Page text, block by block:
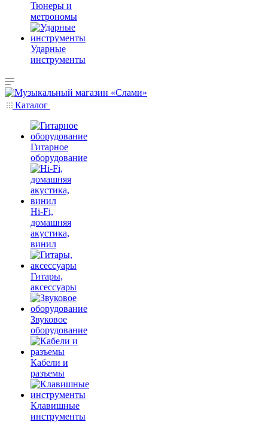
Тюнеры и
метрономы
Ударные
инструменты
Каталог
Гитарное
оборудование
Hi-Fi,
домашняя
акустика,
винил
Гитары,
аксессуары
Звуковое
оборудование
Кабели и
разъемы
Клавишные
инструменты